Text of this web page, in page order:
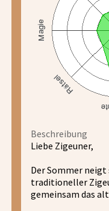
Beschreibung
Liebe Zigeuner,
Der Sommer neigt
traditioneller
gemeinsam das